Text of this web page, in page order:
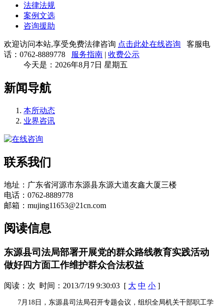
法律法规
案例文选
咨询援助
欢迎访问本站,享受免费法律咨询 点击此处在线咨询 客服电
话：0762-8889778
服务指南 | 收费公示
今天是： 2026年8月7日 星期五
新闻导航
本所动态
业界咨讯
联系我们
地址：广东省河源市东源县东源大道友鑫大厦三楼
电话：0762-8889778
邮箱：mujing11653@21cn.com
阅读信息
东源县司法局部署开展党的群众路线教育实践活动
做好四方面工作维护群众合法权益
阅读： 次 时间：2013/7/19 9:30:03 [ 大 中 小 ]
7月18日，东源县司法局召开专题会议，组织全局机关干部职工学